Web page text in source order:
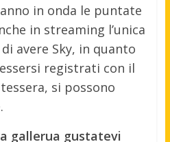
in onda le puntate
in streaming l’unica
avere Sky, in quanto
registrati con il
si possono
gallerua gustatevi